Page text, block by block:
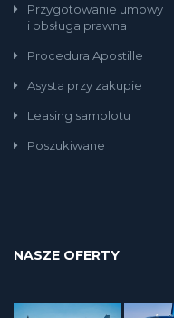
Przygotowanie umowy
i obsługa prawna
Procedura Apostille
Asysta przy zakupie
Leasing samolotu
Poszukiwane
NASZE OFERTY